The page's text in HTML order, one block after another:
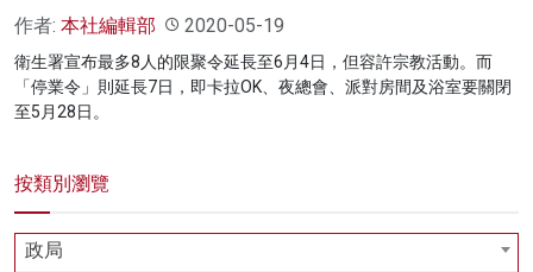
作者: 本社編輯部 2020-05-19
衛生署宣布最多8人的限聚令延長至6月4日，但容許宗教活動。而
「停業令」則延長7日，即卡拉OK、夜總會、派對房間及浴室要關閉
至5月28日。
按類別瀏覽
政局